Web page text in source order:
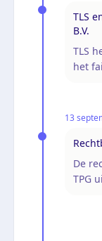
TLS
B.V.
TLS
het
13
De
TPG